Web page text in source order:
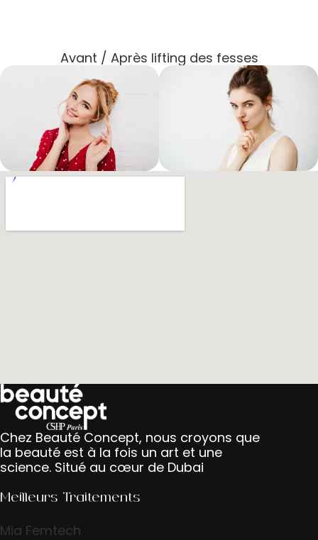
Avant / Après lifting des fesses
Chez Beauté Concept, nous croyons que
la beauté est à la fois un art et une
science. Situé au cœur de Dubai
Meilleurs Traitements
Mia Femtech